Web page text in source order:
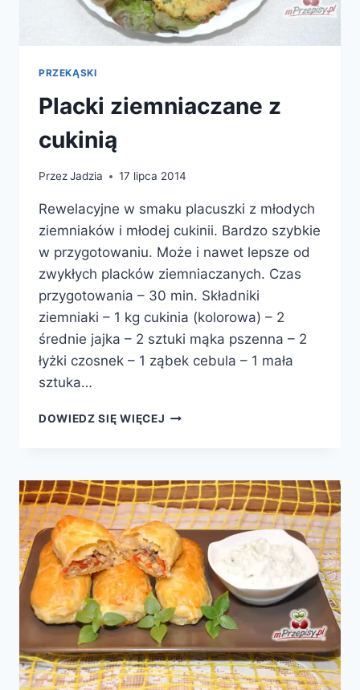
PRZEKĄSKI
Placki ziemniaczane z
cukinią
PrzezJadzia 17 lipca 2014
Rewelacyjne w smaku placuszki z młodych
ziemniaków i młodej cukinii. Bardzo szybkie
w przygotowaniu. Może i nawet lepsze od
zwykłych placków ziemniaczanych. Czas
przygotowania – 30 min. Składniki
ziemniaki – 1 kg cukinia (kolorowa) – 2
średnie jajka – 2 sztuki mąka pszenna – 2
łyżki czosnek – 1 ząbek cebula – 1 mała
sztuka…
DOWIEDZ SIĘ WIĘCEJ PLACKI